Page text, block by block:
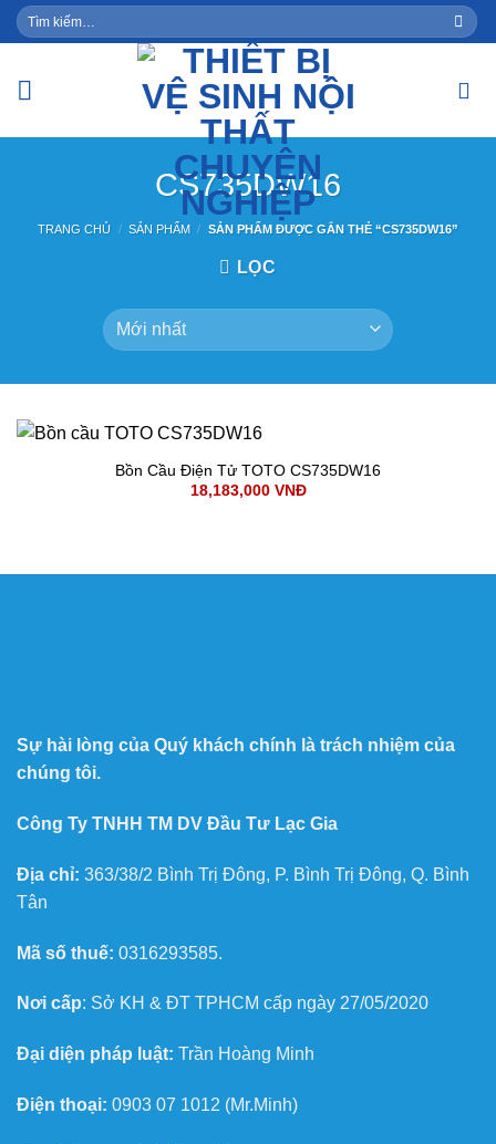
Skip
to
Tìm
kiếm:
CS735DW16
TRANG CHỦ / SẢN PHẨM / SẢN PHẨM ĐƯỢC GẮN THẺ “CS735DW16”
LỌC
Bồn Cầu Điện Tử TOTO CS735DW16
18,183,000 VNĐ
Sự hài lòng của Quý khách chính là trách nhiệm của
chúng tôi.
Công Ty TNHH TM DV Đầu Tư Lạc Gia
Địa chỉ: 363/38/2 Bình Trị Đông, P. Bình Trị Đông, Q. Bình
Tân
Mã số thuế: 0316293585.
Nơi cấp: Sở KH & ĐT TPHCM cấp ngày 27/05/2020
Đại diện pháp luật: Trần Hoàng Minh
Điện thoại: 0903 07 1012 (Mr.Minh)